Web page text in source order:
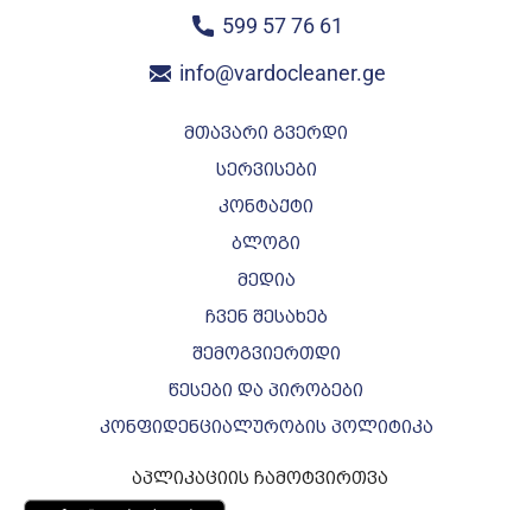
599 57 76 61
info@vardocleaner.ge
მთავარი გვერდი
სერვისები
კონტაქტი
ბლოგი
მედია
ჩვენ შესახებ
შემოგვიერთდი
წესები და პირობები
კონფიდენციალურობის პოლიტიკა
აპლიკაციის ჩამოტვირთვა